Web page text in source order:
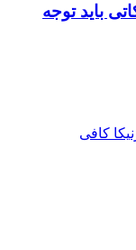
باید توجه
کافی